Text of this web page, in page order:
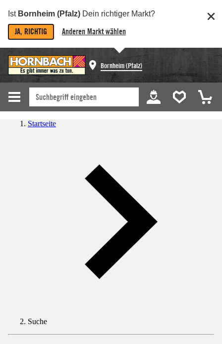
Ist Bornheim (Pfalz) Dein richtiger Markt?
JA, RICHTIG Anderen Markt wählen
Bornheim (Pfalz)
Startseite
Suche